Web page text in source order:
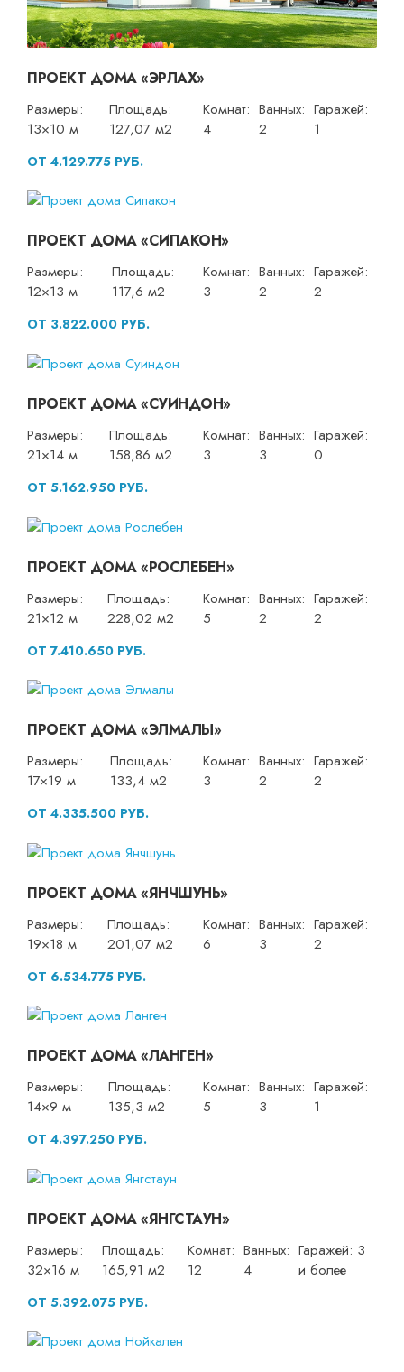
ПРОЕКТ ДОМА «ЭРЛАХ»
Размеры:
13×10 м
Площадь:
127,07 м2
Комнат:
4
Ванных:
2
Гаражей:
1
ОТ 4.129.775 РУБ.
ПРОЕКТ ДОМА «СИПАКОН»
Размеры:
12×13 м
Площадь:
117,6 м2
Комнат:
3
Ванных:
2
Гаражей:
2
ОТ 3.822.000 РУБ.
ПРОЕКТ ДОМА «СУИНДОН»
Размеры:
21×14 м
Площадь:
158,86 м2
Комнат:
3
Ванных:
3
Гаражей:
0
ОТ 5.162.950 РУБ.
ПРОЕКТ ДОМА «РОСЛЕБЕН»
Размеры:
21×12 м
Площадь:
228,02 м2
Комнат:
5
Ванных:
2
Гаражей:
2
ОТ 7.410.650 РУБ.
ПРОЕКТ ДОМА «ЭЛМАЛЫ»
Размеры:
17×19 м
Площадь:
133,4 м2
Комнат:
3
Ванных:
2
Гаражей:
2
ОТ 4.335.500 РУБ.
ПРОЕКТ ДОМА «ЯНЧШУНЬ»
Размеры:
19×18 м
Площадь:
201,07 м2
Комнат:
6
Ванных:
3
Гаражей:
2
ОТ 6.534.775 РУБ.
ПРОЕКТ ДОМА «ЛАНГЕН»
Размеры:
14×9 м
Площадь:
135,3 м2
Комнат:
5
Ванных:
3
Гаражей:
1
ОТ 4.397.250 РУБ.
ПРОЕКТ ДОМА «ЯНГСТАУН»
Размеры:
32×16 м
Площадь:
165,91 м2
Комнат:
12
Ванных:
4
Гаражей: 3
и более
ОТ 5.392.075 РУБ.